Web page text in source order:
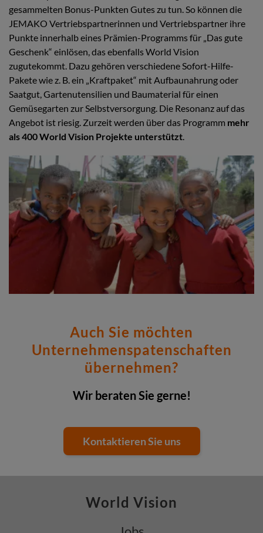
gesammelten Bonus-Punkten Gutes zu tun. So können die
JEMAKO Vertriebspartnerinnen und Vertriebspartner ihre
Punkte innerhalb eines Prämien-Programms für „Das gute
Geschenk“ einlösen, das ebenfalls World Vision
zugutekommt. Dazu gehören verschiedene Sofort-Hilfe-
Pakete wie z. B. ein „Kraftpaket“ mit Aufbaunahrung oder
Saatgut, Gartenutensilien und Baumaterial für einen
Gemüsegarten zur Selbstversorgung. Die Resonanz auf das
Angebot ist riesig. Zurzeit werden über das Programm mehr
als 400 World Vision Projekte unterstützt
Auch Sie möchten
Unternehmenspatenschaften
übernehmen?
Wir beraten Sie gerne!
Kontaktieren Sie uns
World Vision